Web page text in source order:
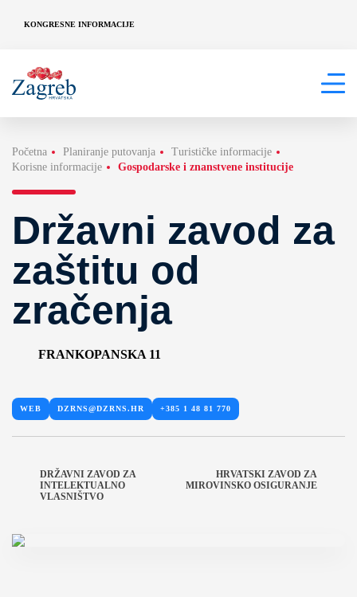
KONGRESNE INFORMACIJE
Početna Planiranje putovanja
Turističke informacije
Korisne informacije
Gospodarske i znanstvene institucije
Državni zavod za
zaštitu od
zračenja
FRANKOPANSKA 11
WEB DZRNS@DZRNS.HR +385 1 48 81 770
DRŽAVNI ZAVOD ZA
INTELEKTUALNO
VLASNIŠTVO
HRVATSKI ZAVOD ZA
MIROVINSKO OSIGURANJE